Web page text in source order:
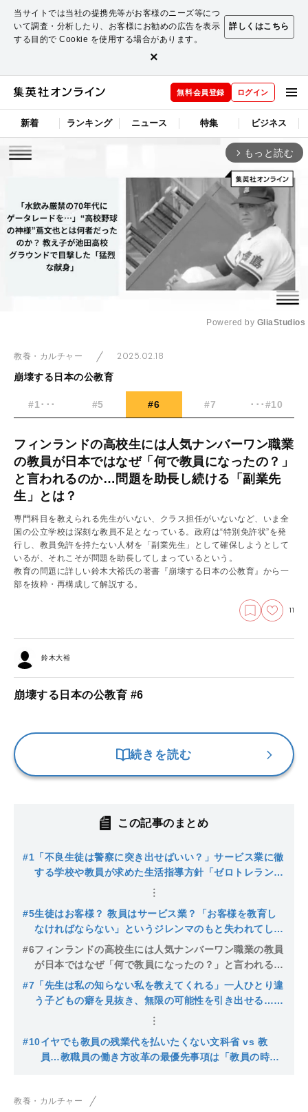
当サイトでは当社の提携先等がお客様のニーズ等につ
いて調査・分析したり、お客様にお勧めの広告を表示
する目的で Cookie を使用する場合があります。
詳しくはこちら
×
無料会員登録 ログイン
新着 ランキング ニュース 特集 ビジネス
arrow_forward_ios もっと読む
Powered by GliaStudios
教養・カルチャー
2025.02.18
崩壊する日本の公教育
#1･･･ #5 #6 #7 ･･･#10
フィンランドの高校生には人気ナンバーワン職業
の教員が日本ではなぜ「何で教員になったの？」
と言われるのか…問題を助長し続ける「副業先
生」とは？
専門科目を教えられる先生がいない、クラス担任がいないなど、いま全
国の公立学校は深刻な教員不足となっている。政府は“特別免許状”を発
行し、教員免許を持たない人材を「副業先生」として確保しようとして
いるが、それこそが問題を助長してしまっているという。
教育の問題に詳しい鈴木大裕氏の著書『崩壊する日本の公教育』から一
部を抜粋・再構成して解説する。
11
鈴木大裕
崩壊する日本の公教育 #6
続きを読む
この記事のまとめ
#1 「不良生徒は警察に突き出せばいい？」サービス業に徹
する学校や教員が求めた生活指導方針「ゼロトレラン
#5生徒はお客様？ 教員はサービス業？「お客様を教育し
なければならない」というジレンマのもと失われてしま
った教師たちの尊厳
#6フィンランドの高校生には人気ナンバーワン職業の教員
が日本ではなぜ「何で教員になったの？」と言われるの
か…問題を助長し続ける「副業先生」とは？
#7 「先生は私の知らない私を教えてくれる」一人ひとり違
う子どもの癖を見抜き、無限の可能性を引き出せる…令
和に求められる理想の先生像とは
#10イヤでも教員の残業代を払いたくない文科省 vs 教
員…教職員の働き方改革の最優先事項は「教員の時間
教養・カルチャー